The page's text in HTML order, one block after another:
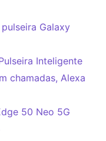
Galaxy
Inteligente
chamadas, Alexa
50 Neo 5G